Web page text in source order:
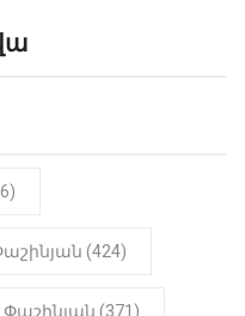
(424)
Փաշինյան (371)